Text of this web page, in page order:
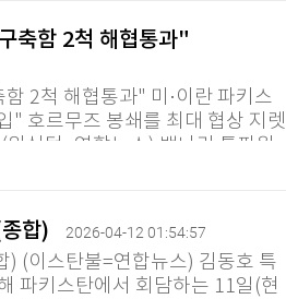
축함 2척 해협통과"
2척 해협통과" 미·이란 파키스
" 호르무즈 봉쇄를 최대 협상 지렛
싱턴=연합뉴스) 백나리 특파원
에 맞춰 호르무즈 해협의...
합) 2026-04-12 01:54:57
) (이스탄불=연합뉴스) 김동호 특
파키스탄에서 회담하는 11일(현